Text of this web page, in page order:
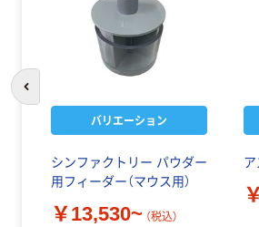
バリエーション
シンファクトリー パウダー
用フィーダー（マウス用）
￥13,530~ （税込）